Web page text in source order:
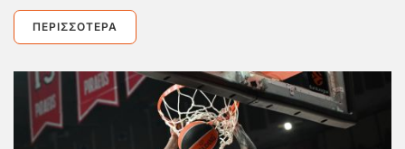
ΠΕΡΙΣΣΌΤΕΡΑ